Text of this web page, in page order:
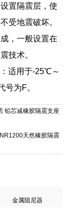
置隔震层，使
受地震破坏。
，一般设置在
技术。
适用于-25℃～
为F。
铅芯减橡胶隔震支座
天然橡胶隔震
金属阻尼器